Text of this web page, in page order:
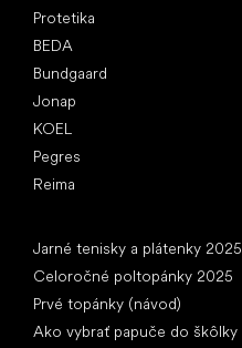
Protetika
BEDA
Bundgaard
Jonap
KOEL
Pegres
Reima
Jarné tenisky a plátenky 2025
Celoročné poltopánky 2025
Prvé topánky (návod)
Ako vybrať papuče do škôlky